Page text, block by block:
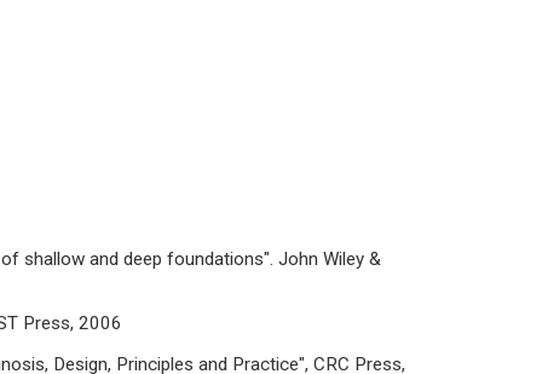
of shallow and deep foundations". John Wiley &
Press, 2006
Design, Principles and Practice", CRC Press,